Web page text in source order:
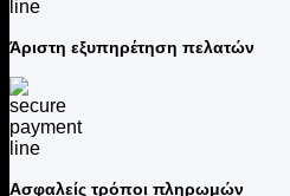
Άριστη εξυπηρέτηση πελατών
Ασφαλείς τρόποι πληρωμών